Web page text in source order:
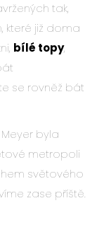
tak,
které již doma
bílé topy,
se rovněž bát
Meyer byla
metropoli
světového
zase příště.